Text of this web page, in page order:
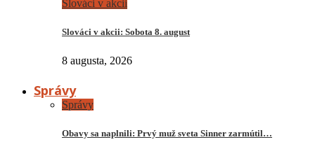
Slováci v akcii
Slováci v akcii: Sobota 8. august
8 augusta, 2026
Správy
Správy
Obavy sa naplnili: Prvý muž sveta Sinner zarmútil…